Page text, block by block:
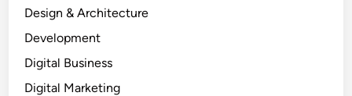
Design & Architecture
Development
Digital Business
Digital Marketing